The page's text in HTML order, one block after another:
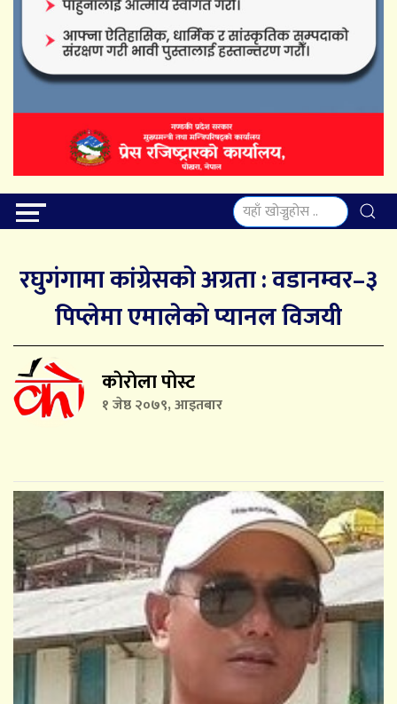
रघुगंगामा कांग्रेसको अग्रता : वडानम्वर–३
पिप्लेमा एमालेको प्यानल विजयी
काेराेला पोस्ट
१ जेष्ठ २०७९, आइतबार